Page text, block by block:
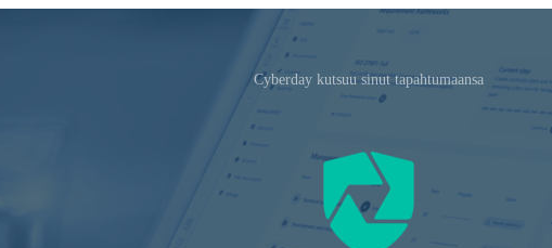
Cyberday kutsuu sinut tapahtumaansa